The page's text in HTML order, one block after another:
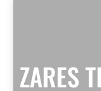
ZARES